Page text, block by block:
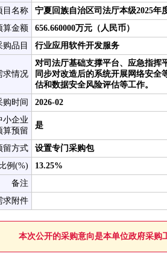
目名称
宁夏回族自治区司法厅本级2025年
算金额
656.660000万元（人民币）
购品目
行业应用软件开发服务
求情况
对司法厅基础支撑平台、应急指挥
同步对改造后的系统开展网络安
估和数据安全风险评估等工作。
购时间
2026-02
小企业
算预留
是
留方式
设置专门采购包
例(%)
13.25%
备注
求附件
本次公开的采购意向是本单位政府采购